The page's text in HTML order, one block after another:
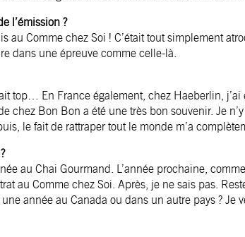
l’émission ?
au Comme chez Soi ! C’était tout simplement
dans une épreuve comme celle-là.
top… En France également, chez Haeberlin,
chez Bon Bon a été une très bon souvenir. Je
le fait de rattraper tout le monde m’a
au Chai Gourmand. L’année prochaine,
au Comme chez Soi . Après, je ne sais pas.
une année au Canada ou dans un autre pays ? Je